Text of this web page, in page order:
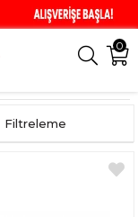
0
Filtreleme